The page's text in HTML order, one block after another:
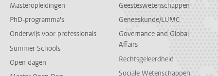
Masteropleidingen
PhD-programma's
Onderwijs voor professionals
Summer Schools
Open dagen
Geesteswetenschappen
Geneeskunde/LUMC
Governance and Global
Affairs
Rechtsgeleerdheid
Sociale Wetenschappen